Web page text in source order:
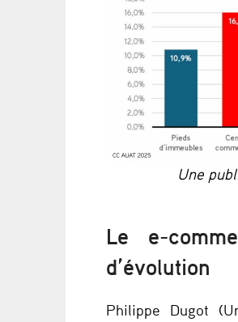
r
s
?
Une
Le e-
d’évolution
Philippe Dugot